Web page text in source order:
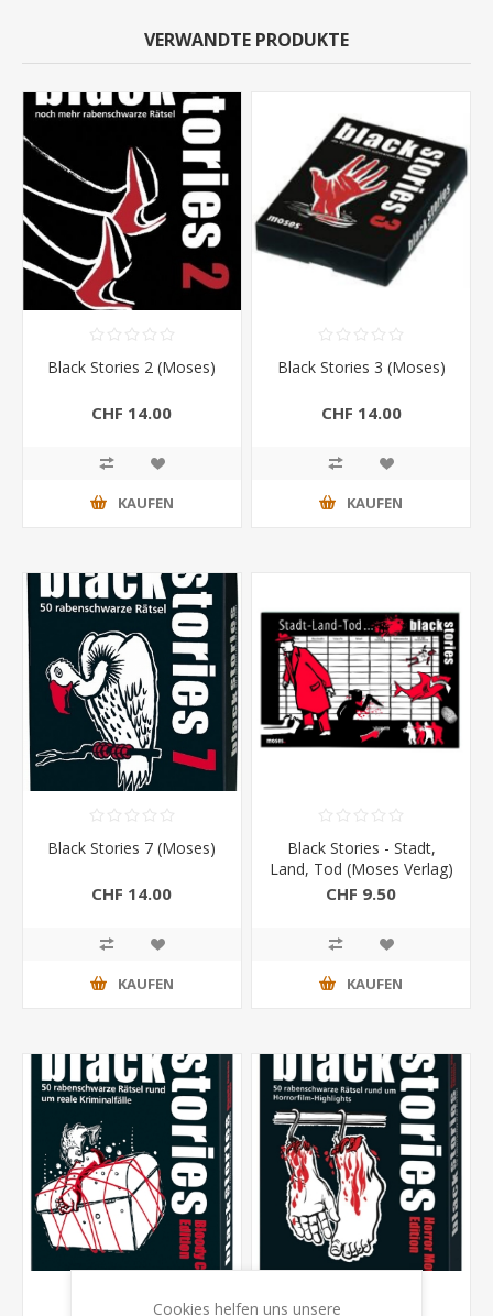
VERWANDTE PRODUKTE
Black Stories 2 (Moses)
CHF 14.00
KAUFEN
Black Stories 3 (Moses)
CHF 14.00
KAUFEN
Black Stories 7 (Moses)
CHF 14.00
KAUFEN
Black Stories - Stadt,
Land, Tod (Moses Verlag)
CHF 9.50
KAUFEN
Cookies helfen uns unsere